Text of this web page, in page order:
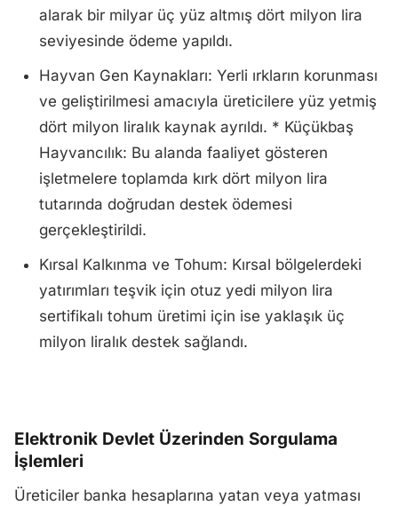
alarak bir milyar üç yüz altmış dört milyon lira
seviyesinde ödeme yapıldı.
Hayvan Gen Kaynakları: Yerli ırkların korunması
ve geliştirilmesi amacıyla üreticilere yüz yetmiş
dört milyon liralık kaynak ayrıldı. * Küçükbaş
Hayvancılık: Bu alanda faaliyet gösteren
işletmelere toplamda kırk dört milyon lira
tutarında doğrudan destek ödemesi
gerçekleştirildi.
Kırsal Kalkınma ve Tohum: Kırsal bölgelerdeki
yatırımları teşvik için otuz yedi milyon lira
sertifikalı tohum üretimi için ise yaklaşık üç
milyon liralık destek sağlandı.
Elektronik Devlet Üzerinden Sorgulama
İşlemleri
Üreticiler banka hesaplarına yatan veya yatması